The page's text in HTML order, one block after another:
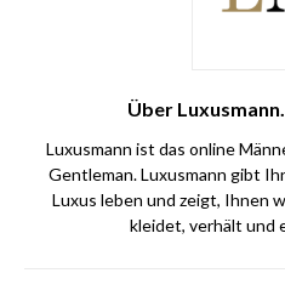
Über
Luxusmann ist das online
Gentleman. Luxusmann gibt
Luxus leben und zeigt, Ihnen
kleidet, verhält und